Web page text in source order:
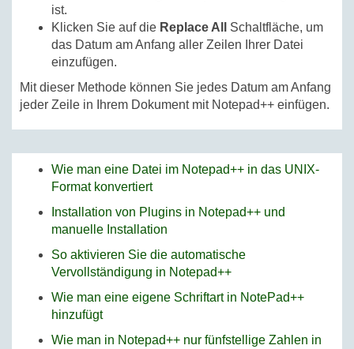
ist.
Klicken Sie auf die Replace All
Schaltfläche, um
das Datum am Anfang aller Zeilen Ihrer Datei
einzufügen.
Mit dieser Methode können Sie jedes Datum am Anfang
jeder Zeile in Ihrem Dokument mit Notepad++ einfügen.
Wie man eine Datei im Notepad++ in das UNIX-
Format konvertiert
Installation von Plugins in Notepad++ und
manuelle Installation
So aktivieren Sie die automatische
Vervollständigung in Notepad++
Wie man eine eigene Schriftart in NotePad++
hinzufügt
Wie man in Notepad++ nur fünfstellige Zahlen in